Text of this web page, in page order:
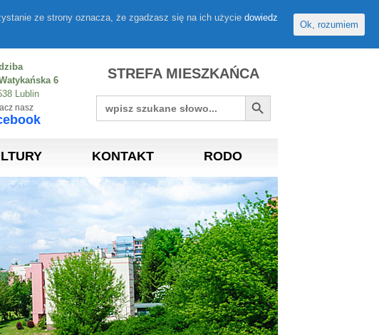
6
Lublin
nasz
STREFA MIESZKAŃCA
Search
for:
Search Button
KONTAKT RODO
ze strony oznacza, że zgadzasz się na ich użycie dowiedz
Ok, rozumiem